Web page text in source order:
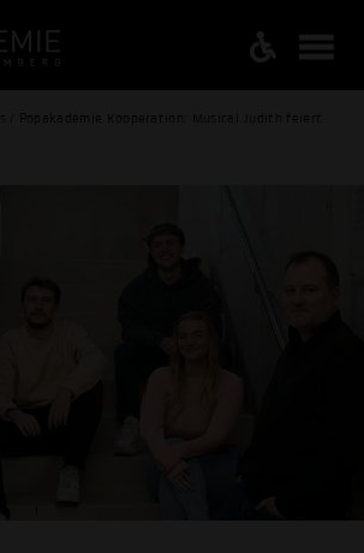
/ Popakademie Kooperation: Musical Judith feiert